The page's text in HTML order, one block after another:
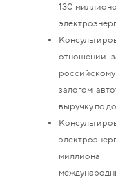
130
отношении
залогом
выручку по
миллиона